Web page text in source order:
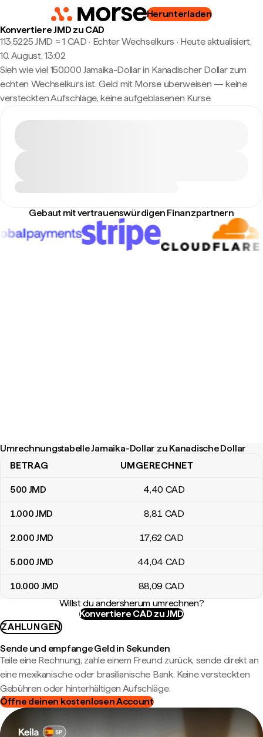
Herunterladen
Konvertiere JMD zu CAD
113,5225 JMD ≈ 1 CAD · Echter Wechselkurs · Heute aktualisiert,
10. August, 13:02
Sieh wie viel 150.000 Jamaika-Dollar in Kanadischer Dollar zum
echten Wechselkurs ist. Geld mit Morse überweisen — keine
versteckten Aufschläge, keine aufgeblasenen Kurse.
Gebaut mit vertrauenswürdigen Finanzpartnern
Umrechnungstabelle Jamaika-Dollar zu Kanadische Dollar
Umrechnungstabelle Jamaika-Dollar zu Kanadische Dollar
BETRAG UMGERECHNET
500 JMD 4,40 CAD
1.000JMD 8,81 CAD
2.000JMD 17,62 CAD
5.000JMD 44,04 CAD
10.000 JMD 88,09 CAD
Willst du andersherum umrechnen?
Konvertiere CAD zu JMD
ZAHLUNGEN
Sende und empfange Geld in Sekunden
Teile eine Rechnung, zahle einem Freund zurück, sende direkt an
eine mexikanische oder brasilianische Bank. Keine versteckten
Gebühren oder hinterhältigen Aufschläge.
Öffne deinen kostenlosen Account